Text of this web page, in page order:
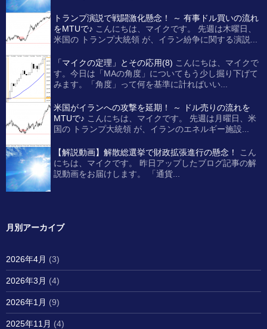
トランプ演説で戦闘激化懸念！ ～ 有事ドル買いの流れ
をMTUで♪ こんにちは、マイクです。 先週は木曜日、
米国の トランプ大統領 が、イラン紛争に関する演説...
「マイクの定理」とその応用(8) こんにちは、マイクで
す。今日は「MAの角度」についてもう少し掘り下げて
みます。「角度」って何を基準に計ればいい...
米国がイランへの攻撃を延期！ ～ ドル売りの流れを
MTUで♪ こんにちは、マイクです。 先週は月曜日、米
国の トランプ大統領 が、イランのエネルギー施設...
【解説動画】解散総選挙で財政拡張進行の懸念！
こん
にちは、マイクです。 昨日アップしたブログ記事の解
説動画をお届けします。 「通貨...
月別アーカイブ
2026年4月 (3)
2026年3月 (4)
2026年1月 (9)
2025年11月 (4)